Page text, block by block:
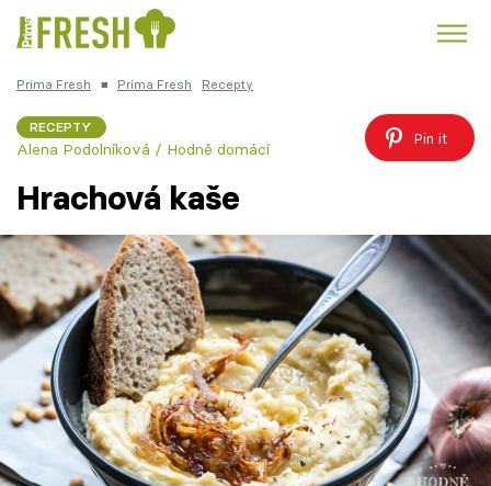
Česká kuchyně Čokoláda
Témata
Recepty
Články
TV Program
Prima Fresh ■ Prima Fresh Recepty
RECEPTY
Alena Podolníková / Hodně domácí
Pin it
Hrachová kaše